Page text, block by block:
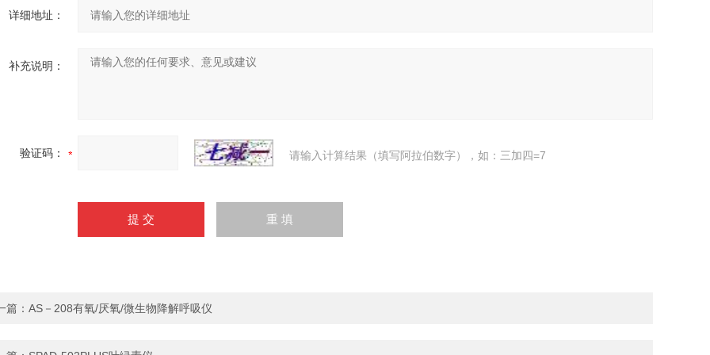
详细地址：
补充说明：
验证码： 请输入计算结果（填写阿拉伯数字），如：三加四=7
篇： AS－208有氧/厌氧/微生物降解呼吸仪